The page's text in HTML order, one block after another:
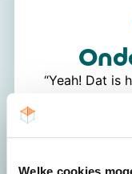
“Yeah! Dat is
inzet, de